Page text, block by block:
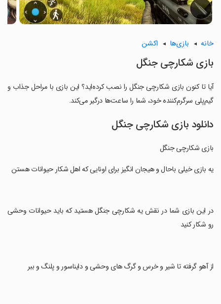
خانه بازی‌ها اکشن
بازی شکارچی جنگل
آیا تا کنون بازی شکارچی جنگل را نصب کرده‌اید؟ این بازی با مراحل جذاب و
گیم‌پلی سرگرم‌کننده خود، شما را ساعت‌ها درگیر می‌کند.
دانلود بازی شکارچی جنگل
بازی شکارچی جنگل
‏یه بازی خیلی باحال و هیجان انگیز برای اونایی که اهل شکار حیوانات هستن
‏در این بازی شما در نقش یه شکارچی جنگل هستید که باید حیوانات وحشی
رو شکار کنید
‏از آهو گرفته تا شیر و خرس و گرگ های وحشی و دایناسور و پلنگ و ببر